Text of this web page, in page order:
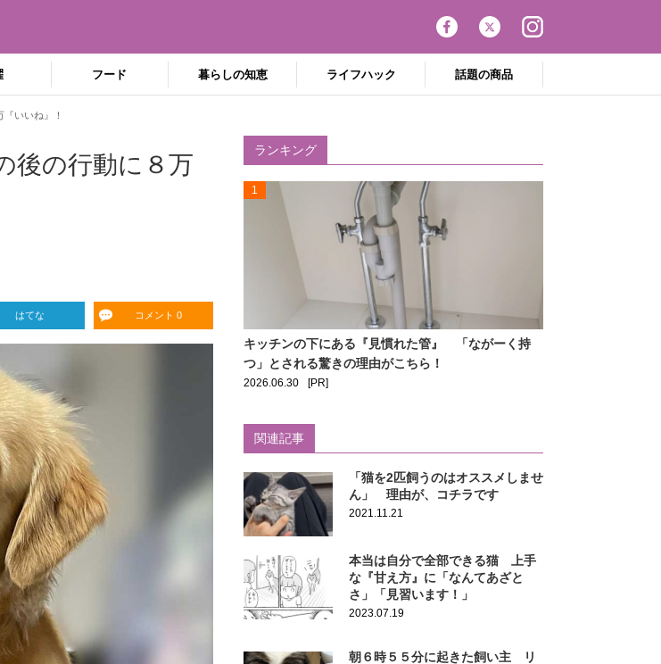
フード 暮らしの知恵 ライフハック 話題の商品
いいね』！
の行動に８万
はてな コメント 0
ランキング
1
キッチンの下にある『見慣れた管』 「ながーく持
つ」とされる驚きの理由がこちら！
2026.06.30 [PR]
関連記事
「猫を2匹飼うのはオススメしませ
ん」 理由が、コチラです
2021.11.21
本当は自分で全部できる猫 上手
な『甘え方』に「なんてあざと
さ」「見習います！」
2023.07.19
朝６時５５分に起きた飼い主 リ